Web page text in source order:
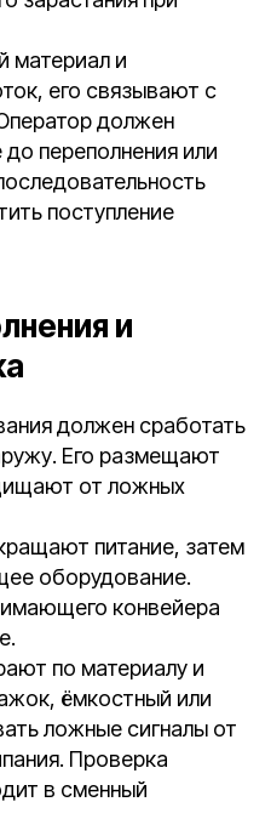
материал и
его связывают с
должен
переполнения или
поступление
и
должен сработать
Его размещают
от ложных
питание, затем
оборудование.
конвейера
по материалу и
ёмкостный или
ложные сигналы от
Проверка
в сменный